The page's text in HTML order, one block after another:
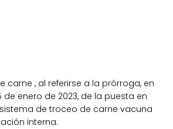
carne , al referirse a la prórroga, en
de enero de 2023, de la puesta en
de troceo de carne vacuna
interna.